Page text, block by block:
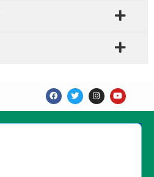
F
a
c
b
T
w
i
t
I
n
s
a
Y
o
u
u